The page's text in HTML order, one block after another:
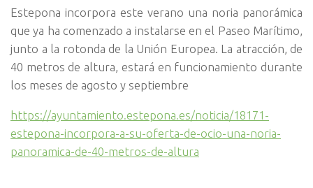
Estepona incorpora este verano una noria panorámica
que ya ha comenzado a instalarse en el Paseo Marítimo,
junto a la rotonda de la Unión Europea. La atracción, de
40 metros de altura, estará en funcionamiento durante
los meses de agosto y septiembre
https://ayuntamiento.estepona.es/noticia/18171-
estepona-incorpora-a-su-oferta-de-ocio-una-noria-
panoramica-de-40-metros-de-altura